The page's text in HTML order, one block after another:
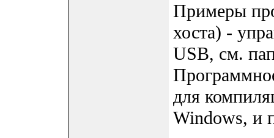
Примеры
хоста) -
USB, см.
для
Windows, и